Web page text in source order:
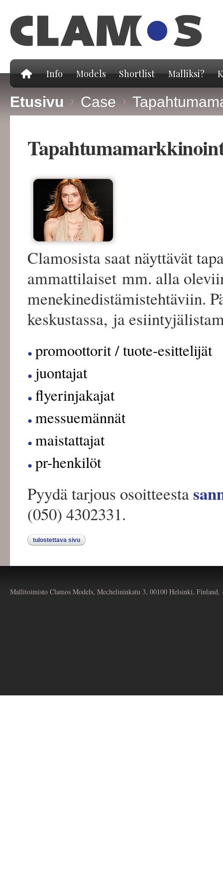
Info Models Shortlist Malliksi?
Etusivu>Case>
Clamosista saat näyttävät
ammattilaiset mm. alla
menekinedistämistehtäviin.
keskustassa, ja
promoottorit / tuote-esittelijät
juontajat
flyerinjakajat
messuemännät
maistattajat
pr-henkilöt
Pyydä tarjous osoitteesta
(050) 4302331.
tulostettava sivu
Mallitoimisto Clamos Models, Mechelininkatu 3, 00100 Helsinki,